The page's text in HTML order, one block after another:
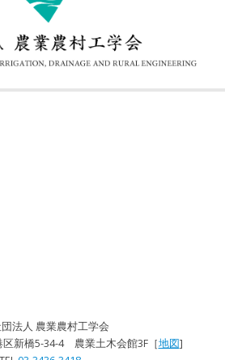
法人 農業農村工学会
新橋5-34-4 農業土木会館3F［地図]